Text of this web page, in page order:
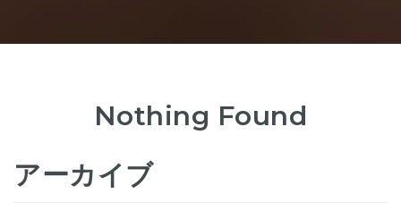
Nothing Found
アーカイブ